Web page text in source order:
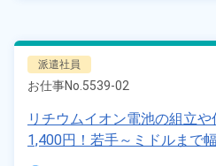
派遣社員
お仕事No. 5539-02
リチウムイオン電池の組立
1,400円！若手～ミドルまで
ルーム寮完備＆赴任寮費会社